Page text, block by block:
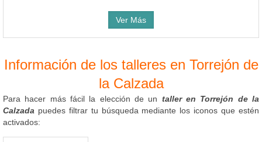
Ver Más
Información de los talleres en Torrejón de
la Calzada
Para hacer más fácil la elección de un taller en Torrejón de la
Calzada puedes filtrar tu búsqueda mediante los iconos que estén
activados: